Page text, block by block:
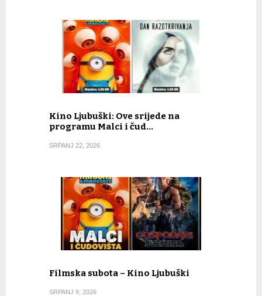
Kino Ljubuški: Ove srijede na
programu Malci i čud…
SRPANJ 22, 2026
Filmska subota – Kino Ljubuški
SRPANJ 9, 2026